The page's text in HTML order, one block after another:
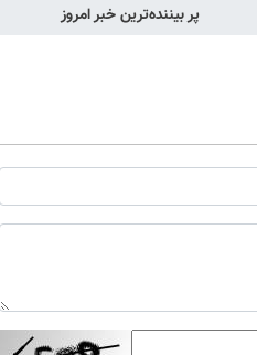
پر بیننده‌ترین خبر امروز